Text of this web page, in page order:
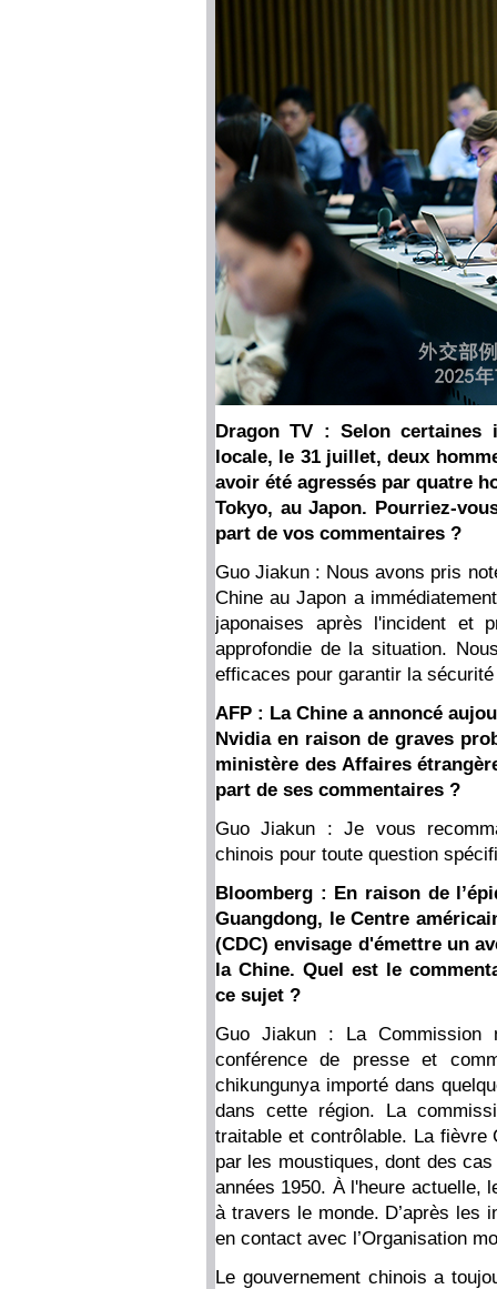
Dragon TV : Selon
locale, le 31 juillet, deux
avoir été agressés par quatre
Tokyo, au Japon. Pourriez-
part de vos commentaires ?
Guo Jiakun : Nous avons pris
Chine au Japon a
japonaises après l'incident et
approfondie de la situation.
efficaces pour garantir la
AFP : La Chine a annoncé
Nvidia en raison de graves
ministère des Affaires
part de ses commentaires ?
Guo Jiakun : Je vous
chinois pour toute question
Bloomberg : En raison de
Guangdong, le Centre
(CDC) envisage d'émettre un
la Chine. Quel est le
ce sujet ?
Guo Jiakun : La Commission
conférence de presse et
chikungunya importé dans
dans cette région. La
traitable et contrôlable. La fièvre
par les moustiques, dont des
années 1950. À l'heure actuelle,
à travers le monde. D’après les
en contact avec l’Organisation
Le gouvernement chinois a